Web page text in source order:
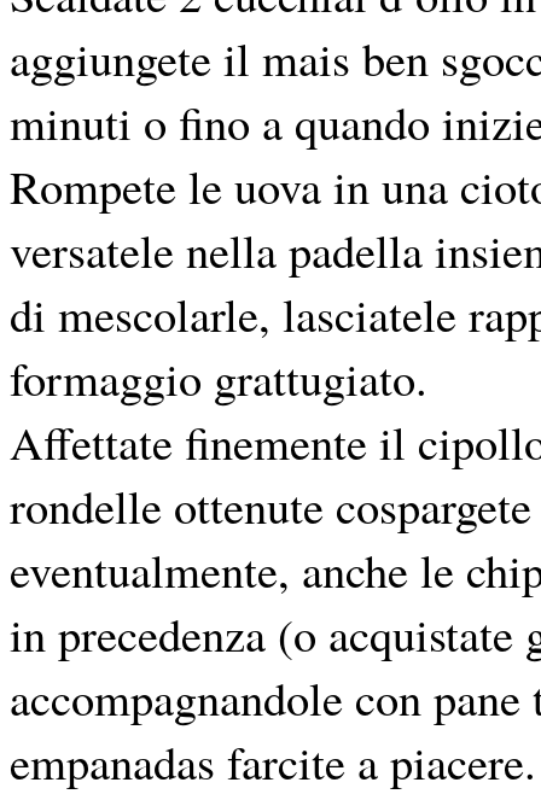
aggiungete il mais ben
minuti o fino a quando
Rompete le uova in una
versatele nella padella
di mescolarle, lasciatele
formaggio grattugiato.
Affettate finemente il
rondelle ottenute
eventualmente, anche le
in precedenza (o
accompagnandole con
empanadas farcite a piacere.